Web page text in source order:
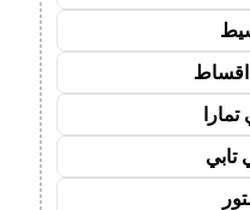
تابي